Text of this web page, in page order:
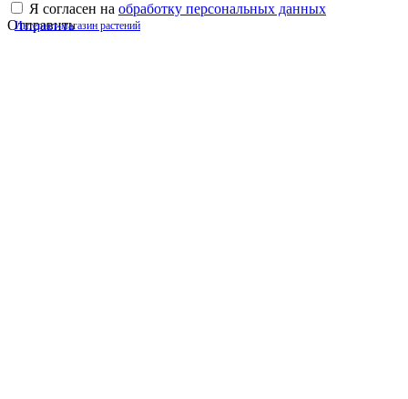
Интернет-магазин растений
Я согласен на обработку персональных данных
Отправить